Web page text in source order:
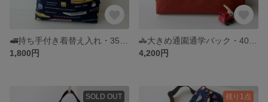
1,800円
4,200円
SOLD OUT 残り1点